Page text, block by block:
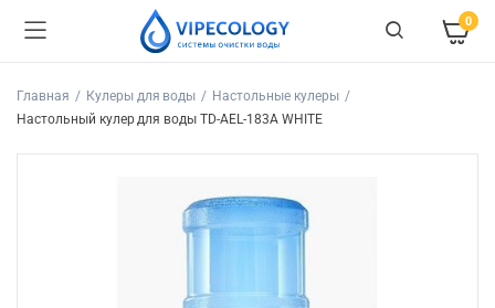
0
Главная Кулеры для воды
Настольные кулеры
Настольный кулер для воды TD-AEL-183A WHITE